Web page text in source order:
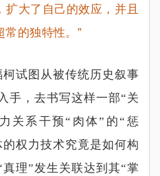
大了自己的效应，并且
常的独特性。”
试图从被传统历史叙事
手，去书写这样一部“关
关系干预“ 肉体” 的“ 惩
权力技术究竟是如何构
真理”发生关联达到其“掌